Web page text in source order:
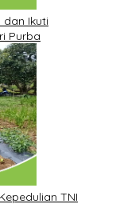
dan Ikuti
Purba
TNI